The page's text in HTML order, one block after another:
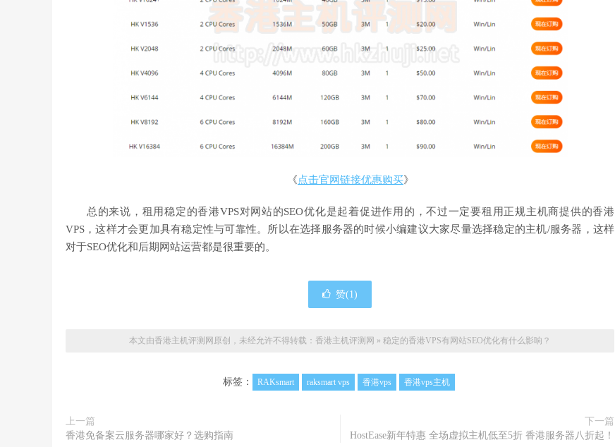
《点击官网链接优惠购买》
总的来说，租用稳定的香港VPS对网站的SEO优化是起着促进作用的，不过一定要租用正规主机商提供的香港
VPS，这样才会更加具有稳定性与可靠性。所以在选择服务器的时候小编建议大家尽量选择稳定的主机/服务器，这样
对于SEO优化和后期网站运营都是很重要的。
赞(1)
本文由香港主机评测网原创，未经允许不得转载： 香港主机评测网 » 稳定的香港VPS有网站SEO优化有什么影响？
标签： RAKsmart raksmart vps 香港vps 香港vps主机
上一篇
香港免备案云服务器哪家好？选购指南
下一篇
HostEase新年特惠 全场虚拟主机低至5折 香港服务器八折起！